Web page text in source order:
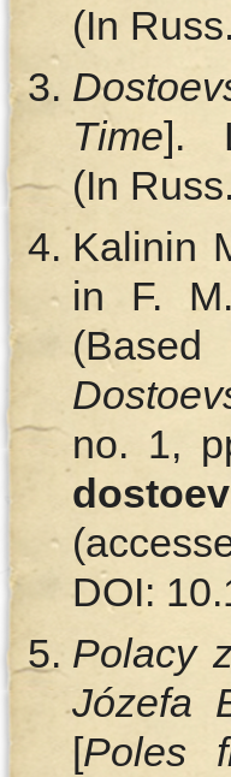
(In
Time].
(In
Kalinin
in F.
no. 1,
DOI:
Polacy
Józefa
[Poles